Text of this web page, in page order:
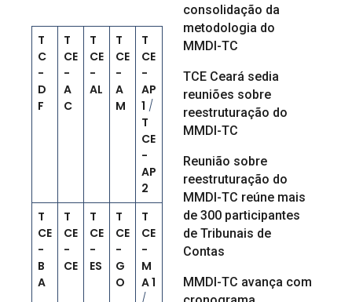
T
C
-
D
F
T
CE
-
A
C
T
CE
-
AL
T
CE
-
A
M
T
CE
-
AP
1 /
T
CE
-
AP
2
T
CE
-
B
A
T
CE
-
CE
T
CE
-
ES
T
CE
-
G
O
T
CE
-
M
A 1
/
consolidação da
metodologia do
MMDI-TC
TCE Ceará sedia
reuniões sobre
reestruturação do
MMDI-TC
Reunião sobre
reestruturação do
MMDI-TC reúne mais
de 300 participantes
de Tribunais de
Contas
MMDI-TC avança com